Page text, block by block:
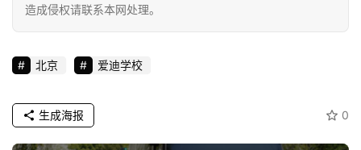
造成侵权请联系本网处理。
北京 爱迪学校
0
生成海报